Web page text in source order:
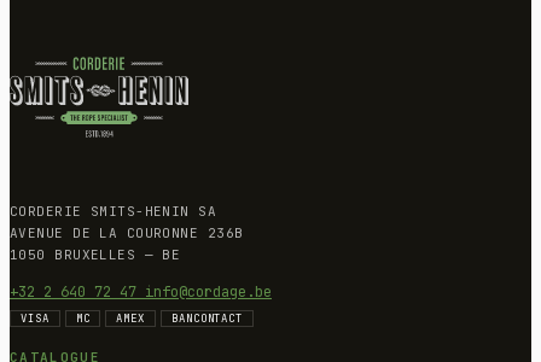
CORDERIE SMITS-HENIN SA
AVENUE DE LA COURONNE 236B
1050 BRUXELLES — BE
+32 2 640 72 47 info@cordage.be
VISA MC AMEX BANCONTACT
CATALOGUE